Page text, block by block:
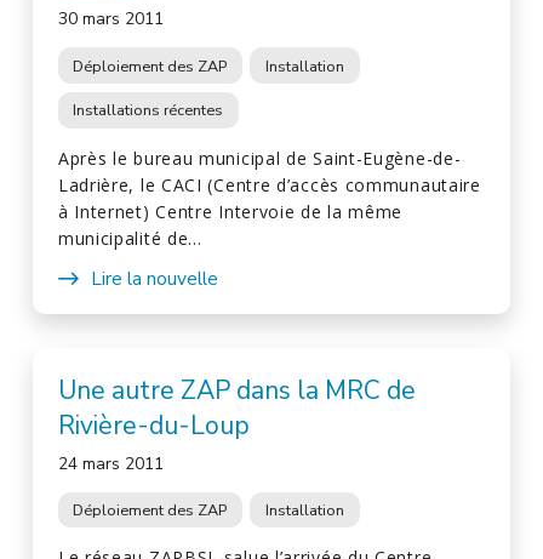
30 mars 2011
Déploiement des ZAP Installation
Installations récentes
Après le bureau municipal de Saint-Eugène-de-
Ladrière, le CACI (Centre d’accès communautaire
à Internet) Centre Intervoie de la même
municipalité de…
Lire la nouvelle
Une autre ZAP dans la MRC de
Rivière-du-Loup
24 mars 2011
Déploiement des ZAP Installation